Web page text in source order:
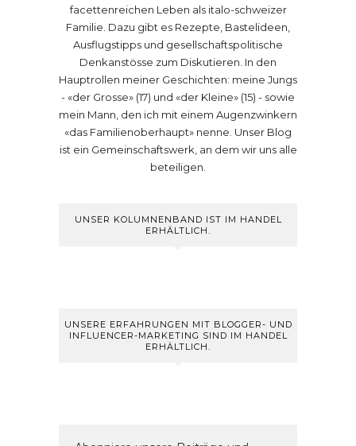
facettenreichen Leben als italo-schweizer
Familie. Dazu gibt es Rezepte, Bastelideen,
Ausflugstipps und gesellschaftspolitische
Denkanstösse zum Diskutieren. In den
Hauptrollen meiner Geschichten: meine Jungs
- «der Grosse» (17) und «der Kleine» (15) - sowie
mein Mann, den ich mit einem Augenzwinkern
«das Familienoberhaupt» nenne. Unser Blog
ist ein Gemeinschaftswerk, an dem wir uns alle
beteiligen.
UNSER KOLUMNENBAND IST IM HANDEL
ERHÄLTLICH.
UNSERE ERFAHRUNGEN MIT BLOGGER- UND
INFLUENCER-MARKETING SIND IM HANDEL
ERHÄLTLICH.